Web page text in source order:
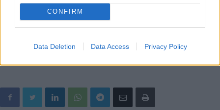
CONFIRM
Data Deletion Data Access Privacy Policy
Per maggiori informazioni sul programma completo del Festival
teatricimone21@gmail.como chiamare il 3450851765.